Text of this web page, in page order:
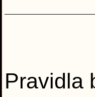
Pravidla